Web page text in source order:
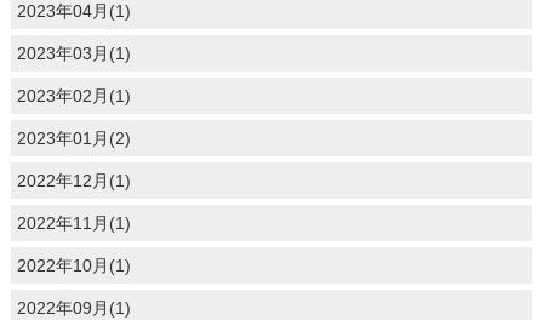
2023年04月(1)
2023年03月(1)
2023年02月(1)
2023年01月(2)
2022年12月(1)
2022年11月(1)
2022年10月(1)
2022年09月(1)